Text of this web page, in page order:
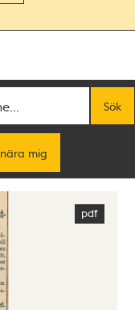
Sök
mig